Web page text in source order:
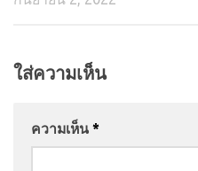
ใส่ความเห็น
ความเห็น *